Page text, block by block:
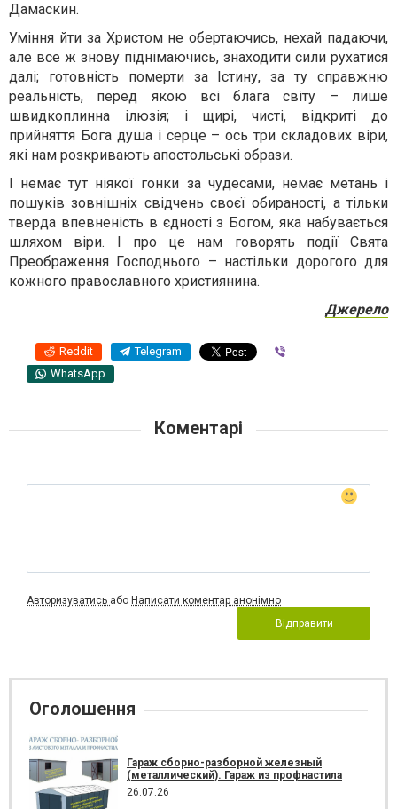
Дамаскин.
Уміння йти за Христом не обертаючись, нехай падаючи,
але все ж знову піднімаючись, знаходити сили рухатися
далі; готовність померти за Істину, за ту справжню
реальність, перед якою всі блага світу – лише
швидкоплинна ілюзія; і щирі, чисті, відкриті до
прийняття Бога душа і серце – ось три складових віри,
які нам розкривають апостольські образи.
І немає тут ніякої гонки за чудесами, немає метань і
пошуків зовнішніх свідчень своєї обираності, а тільки
тверда впевненість в єдності з Богом, яка набувається
шляхом віри. І про це нам говорять події Свята
Преображення Господнього – настільки дорогого для
кожного православного християнина.
Джерело
Reddit Telegram
WhatsApp
Коментарі
Авторизуватись або Написати коментар анонімно
Відправити
Оголошення
Гараж сборно-разборной железный
(металлический). Гараж из профнастила
26.07.26